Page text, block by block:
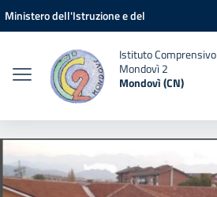
Vai ai contenuti
Vai al menu di navigazione
Vai al footer
Ministero dell'Istruzione e del
Istituto Comprensivo
Mondovì 2
Mondovì (CN)